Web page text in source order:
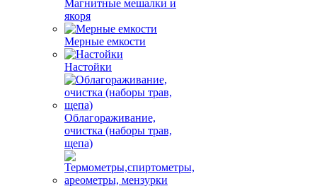
Магнитные мешалки и
якоря
Мерные емкости
Настойки
Облагораживание,
очистка (наборы трав,
щепа)